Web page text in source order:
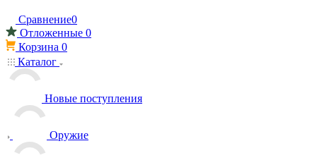
Сравнение0
Отложенные 0
Корзина 0
Каталог
Новые поступления
Оружие